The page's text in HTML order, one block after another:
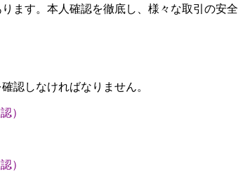
ます。本人確認を徹底し、様々な取引の安
認しなければなりません。
）
）